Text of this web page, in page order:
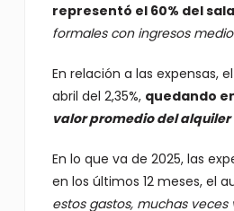
representó el 60% del
formales con ingresos
En relación a las expensas,
abril del 2,35%, quedando
valor promedio del alquiler
En lo que va de 2025, las
en los últimos 12 meses, el
estos gastos, muchas